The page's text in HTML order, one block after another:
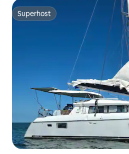
Superhost
Superhost